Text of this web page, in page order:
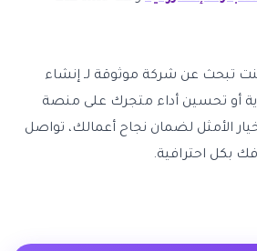
كنت تبحث عن شركة موثوقة لـ إنشاء
أو تحسين أداء متجرك على منصة
الأمثل لضمان نجاح أعمالك، تواصل
بكل احترافية.